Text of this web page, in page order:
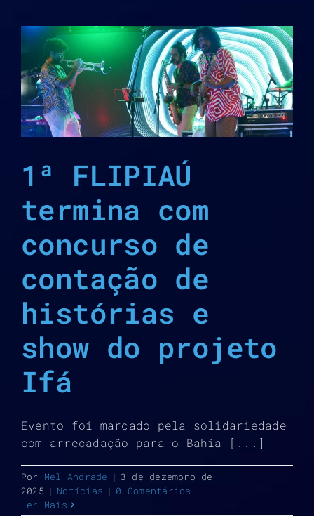
1ª FLIPIAÚ
termina com
concurso de
contação de
histórias e
show do projeto
Ifá
Evento foi marcado pela solidariedade
com arrecadação para o Bahia [...]
Por Mel Andrade | 3 de dezembro de
2025 | Notícias | 0 Comentários
Ler Mais